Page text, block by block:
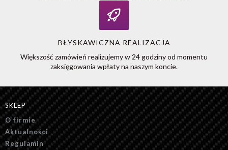
BŁYSKAWICZNA REALIZACJA
Większość zamówień realizujemy w 24 godziny od momentu
zaksięgowania wpłaty na naszym koncie.
SKLEP
O firmie
Aktualności
Regulamin